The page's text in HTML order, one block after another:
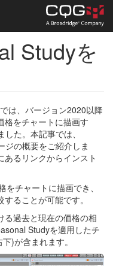
Studyを
は、バージョン2020以降
格をチャートに描画す
た。本記事では、
ジの概要をご紹介しま
るリンクからインスト
チャートに描画でき、
ることが可能です。
る過去と現在の価格の相
Studyを適用したチ
)が含まれます。